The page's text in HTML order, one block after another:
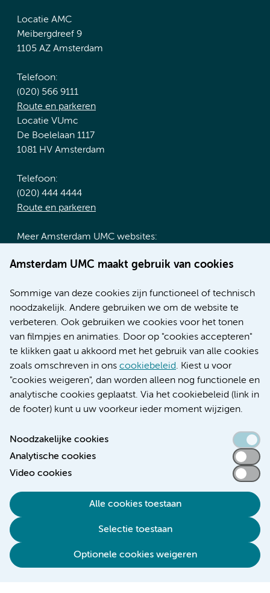
Amsterdam UMC maakt gebruik van cookies
Sommige van deze cookies zijn functioneel of technisch
noodzakelijk. Andere gebruiken we om de website te
verbeteren. Ook gebruiken we cookies voor het tonen
van filmpjes en animaties. Door op "cookies accepteren"
te klikken gaat u akkoord met het gebruik van alle cookies
zoals omschreven in ons cookiebeleid. Kiest u voor
"cookies weigeren", dan worden alleen nog functionele en
analytische cookies geplaatst. Via het cookiebeleid (link in
de footer) kunt u uw voorkeur ieder moment wijzigen.
Noodzakelijke cookies
Analytische cookies
Video cookies
Alle cookies toestaan
Selectie toestaan
Optionele cookies weigeren
Locatie AMC
Meibergdreef 9
1105 AZ Amsterdam
Telefoon:
(020) 566 9111
Route en parkeren
Locatie VUmc
De Boelelaan 1117
1081 HV Amsterdam
Telefoon:
(020) 444 4444
Route en parkeren
Meer Amsterdam UMC websites:
Werken bij Amsterdam UMC
Nieuws
Research
Educatie locatie AMC
Educatie locatie VUmc
Verwijzen & diagnostiek
Toegankelijkheidsverklaring
Responsible disclosure